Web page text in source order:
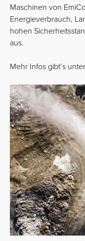
Maschinen von
Energieverbrauch,
hohen
aus.
Mehr Infos gibt’s unter